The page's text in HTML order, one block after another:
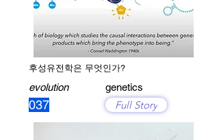
후성유전학은 무엇인가?
evolution
037
genetics
Full Story